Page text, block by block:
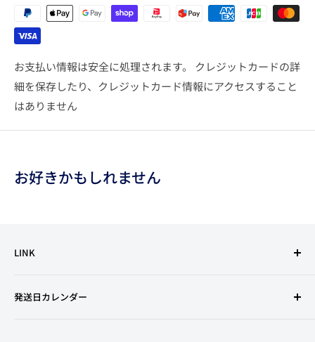
お支払い情報は安全に処理されます。 クレジットカードの詳
細を保存したり、クレジットカード情報にアクセスすること
はありません
お好きかもしれません
LINK
特定商取引法に基づく表記
発送日カレンダー